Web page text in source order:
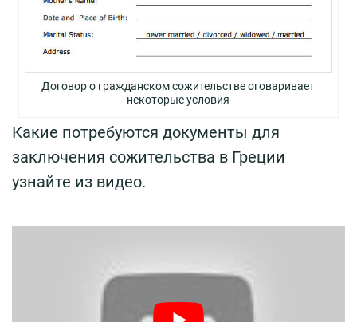
Договор о гражданском сожительстве оговаривает
некоторые условия
Какие потребуются документы для
заключения сожительства в Греции
узнайте из видео.